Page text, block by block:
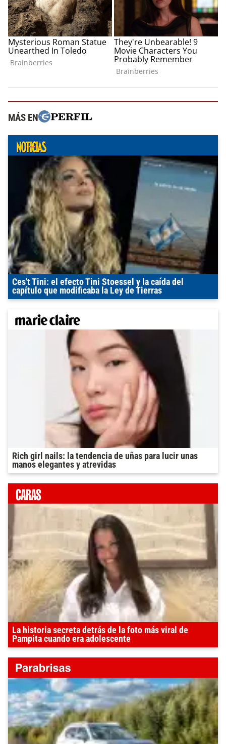
MÁS EN
Ces't Tini: el efecto Tini Stoessel y la caída del
capítulo que modificaba la Ley de Tierras
Rich girl nails: la tendencia de uñas para lucir unas
manos elegantes y atrevidas
La historia secreta detrás de la foto más viral de
Pampita cuando era adolescente